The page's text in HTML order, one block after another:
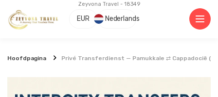
Zeyvona Travel - 18349
EUR Nederlands
Hoofdpagina Privé Transferdienst — Pamukkale ⇄ Cappadocië